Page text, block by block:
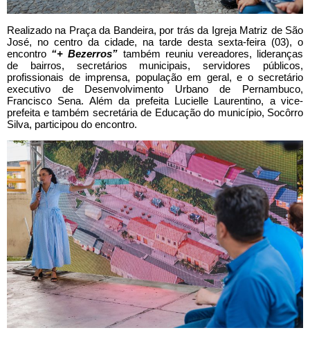
Realizado na Praça da Bandeira, por trás da Igreja Matriz de São
José, no centro da cidade, na tarde desta sexta-feira (03), o
encontro “+ Bezerros” também reuniu vereadores, lideranças
de bairros, secretários municipais, servidores públicos,
profissionais de imprensa, população em geral, e o secretário
executivo de Desenvolvimento Urbano de Pernambuco,
Francisco Sena. Além da prefeita Lucielle Laurentino, a vice-
prefeita e também secretária de Educação do município, Socôrro
Silva, participou do encontro.